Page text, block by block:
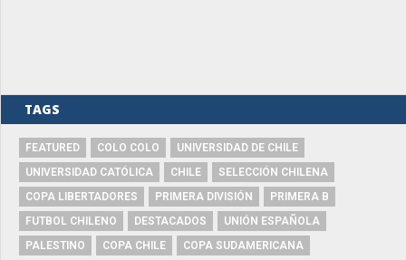
TAGS
FEATURED COLO COLO
UNIVERSIDAD DE CHILE
UNIVERSIDAD CATÓLICA
CHILE
SELECCIÓN CHILENA
COPA LIBERTADORES
PRIMERA DIVISIÓN
PRIMERA B
FUTBOL CHILENO
DESTACADOS
UNIÓN ESPAÑOLA
PALESTINO
COPA CHILE
COPA SUDAMERICANA